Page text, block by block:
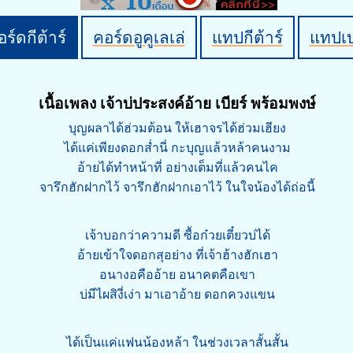
ร์ดกีต้าร์ คอร์ดอูคูเลเล่ แทปกีต้าร์ แทปเ
เนื้อเพลง เจ้าบ่ประสงค์อ้าย เบียร์ พร้อมพงษ์
บุญผลาได้ฮ่วมต้อน ให้เฮาจรได้ฮ่วมเฮียง
ได้แค่เพียงดอกส่ำนี่ กะบุญแล้วหล้าคนงาม
อ้ายได้ทำหน้าที่ อย่างเต็มที่แล้วคนไค
จารึกฮักฝากไว้ จารึกฮักฝากเอาไว้ ในใจน้องได้ถ่อนี้
เจ้าบอกว่าความดี ซื้อก๋วยเตี๋ยวบ่ได้
อ้ายเข้าใจดอกสุอย่าง ที่เจ้าฮ้างฮักเฮา
อนางอคืออ้าย อนาคตคือเขา
บ่มีไผสิงี่เง่า มาเอาอ้าย ดอกควงแขน
ได้เป็นแค่แฟนน้องหล้า ในช่วงเวลาสั้นสั้น